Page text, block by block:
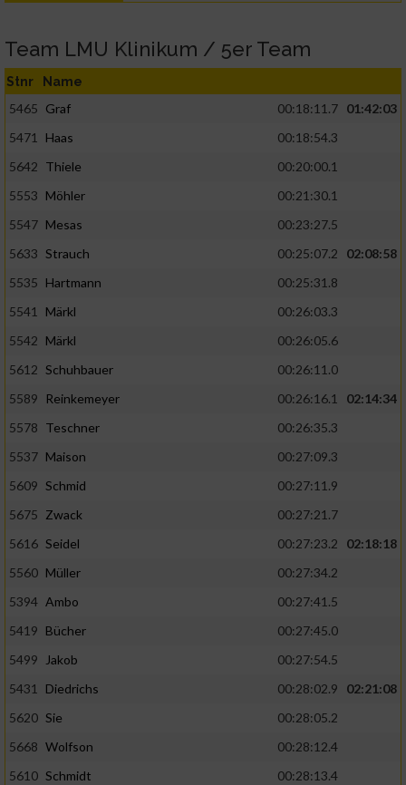
Team LMU Klinikum / 5er Team
Stnr Name
5465 Graf 00:18:11.7 01:42:03
5471
Haas
00:18:54.3
5642 Thiele
00:20:00.1
5553 Möhler
00:21:30.1
5547 Mesas
00:23:27.5
5633 Strauch 00:25:07.2
02:08:58
5535 Hartmann
00:25:31.8
5541
Märkl
00:26:03.3
5542 Märkl
00:26:05.6
5612 Schuhbauer
00:26:11.0
5589
Reinkemeyer 00:26:16.1
02:14:34
5578 Teschner
00:26:35.3
5537 Maison
00:27:09.3
5609 Schmid
00:27:11.9
5675 Zwack
00:27:21.7
5616 Seidel 00:27:23.2
02:18:18
5560 Müller
00:27:34.2
5394 Ambo
00:27:41.5
5419 Bücher
00:27:45.0
5499
Jakob
00:27:54.5
5431
Diedrichs 00:28:02.9
02:21:08
5620 Sie
00:28:05.2
5668 Wolfson
00:28:12.4
5610 Schmidt
00:28:13.4